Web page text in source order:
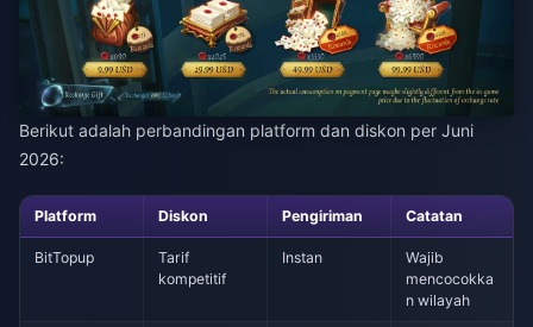
Berikut adalah perbandingan platform dan diskon per Juni
2026:
Platform Diskon Pengiriman Catatan
BitTopup
Tarif
kompetitif
Instan
Wajib
mencocokka
n wilayah